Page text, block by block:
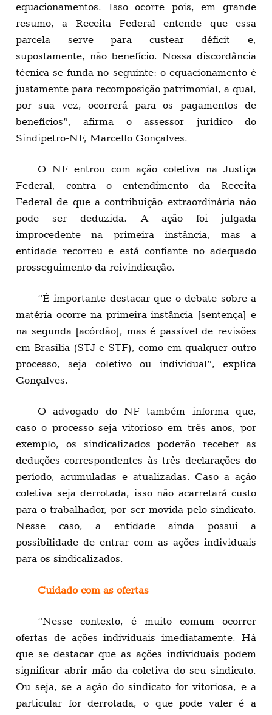
equacionamentos. Isso ocorre pois, em grande
resumo, a Receita Federal entende que essa
parcela serve para custear déficit e,
supostamente, não benefício. Nossa discordância
técnica se funda no seguinte: o equacionamento é
justamente para recomposição patrimonial, a qual,
por sua vez, ocorrerá para os pagamentos de
benefícios”, afirma o assessor jurídico do
Sindipetro-NF, Marcello Gonçalves.
O NF entrou com ação coletiva na Justiça
Federal, contra o entendimento da Receita
Federal de que a contribuição extraordinária não
pode ser deduzida. A ação foi julgada
improcedente na primeira instância, mas a
entidade recorreu e está confiante no adequado
prosseguimento da reivindicação.
“É importante destacar que o debate sobre a
matéria ocorre na primeira instância [sentença] e
na segunda [acórdão], mas é passível de revisões
em Brasília (STJ e STF), como em qualquer outro
processo, seja coletivo ou individual”, explica
Gonçalves.
O advogado do NF também informa que,
caso o processo seja vitorioso em três anos, por
exemplo, os sindicalizados poderão receber as
deduções correspondentes às três declarações do
período, acumuladas e atualizadas. Caso a ação
coletiva seja derrotada, isso não acarretará custo
para o trabalhador, por ser movida pelo sindicato.
Nesse caso, a entidade ainda possui a
possibilidade de entrar com as ações individuais
para os sindicalizados.
Cuidado com as ofertas
“Nesse contexto, é muito comum ocorrer
ofertas de ações individuais imediatamente. Há
que se destacar que as ações individuais podem
significar abrir mão da coletiva do seu sindicato.
Ou seja, se a ação do sindicato for vitoriosa, e a
particular for derrotada, o que pode valer é a